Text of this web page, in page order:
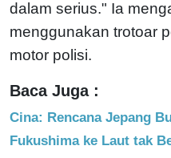
dalam serius." Ia
menggunakan trotoar
motor polisi.
Baca Juga :
Cina: Rencana Jepang
Fukushima ke Laut tak